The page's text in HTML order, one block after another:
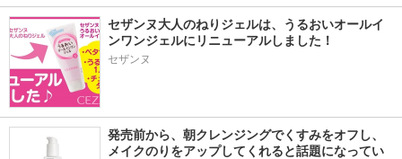
5.3
517件
ラックス スーパー
リッチクリスタル
マルチダメージリペ
ア シャンプー/トリ
ートメント
ラックス
5.5
737件
柳屋 あんず油
5.5
731件
ウエラトーン エッ
セザンヌ大人のねりジェルは、うるおいオールイ
ンワンジェルにリニューアルしました！
セザンヌ
発売前から、朝クレンジングでくすみをオフし、
メイクのりをアップしてくれると話題になってい